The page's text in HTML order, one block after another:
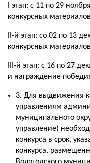
I этап: с 11 по 29
конкурсных
II-й этап: со 02 по 13
конкурсных
III-й этап: с 16 по 27
и награждение
3. Для выдвижения
управлениям
муниципального
управление)
конкурса в срок,
конкурса,